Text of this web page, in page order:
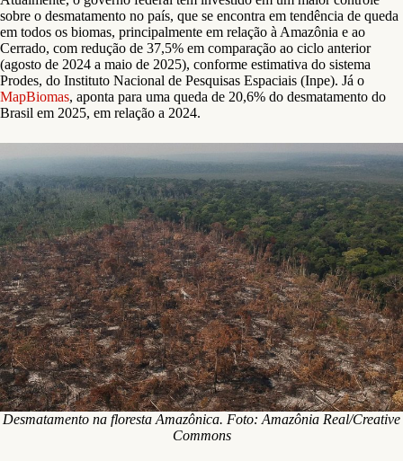
sobre o desmatamento no país, que se encontra em tendência de queda
em todos os biomas, principalmente em relação à Amazônia e ao
Cerrado, com redução de 37,5% em comparação ao ciclo anterior
(agosto de 2024 a maio de 2025), conforme estimativa do sistema
Prodes, do Instituto Nacional de Pesquisas Espaciais (Inpe). Já o
MapBiomas, aponta para uma queda de 20,6% do desmatamento do
Brasil em 2025, em relação a 2024.
Desmatamento na floresta Amazônica. Foto: Amazônia Real/Creative
Commons